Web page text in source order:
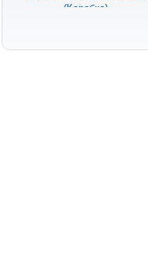
(Коробка)